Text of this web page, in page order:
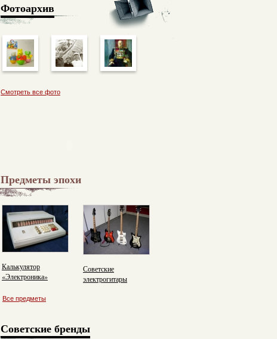
Фотоархив
Смотреть все фото
Предметы эпохи
Калькулятор
«Электроника»
Советские
электрогитары
Все предметы
Советские бренды